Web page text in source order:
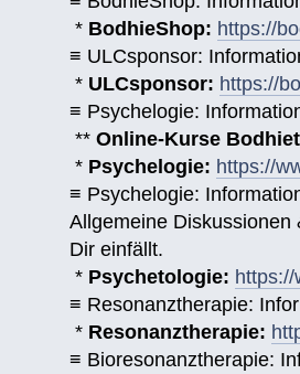
* BodhieShop: https://
≡ ULCsponsor:
* ULCsponsor: https://
≡ Psychelogie:
**Online-Kurse
* Psychelogie: https://
≡ Psychelogie:
Allgemeine
Dir einfällt.
* Psychetologie: https://
≡ Resonanztherapie:
* Resonanztherapie:
≡ Bioresonanztherapie: